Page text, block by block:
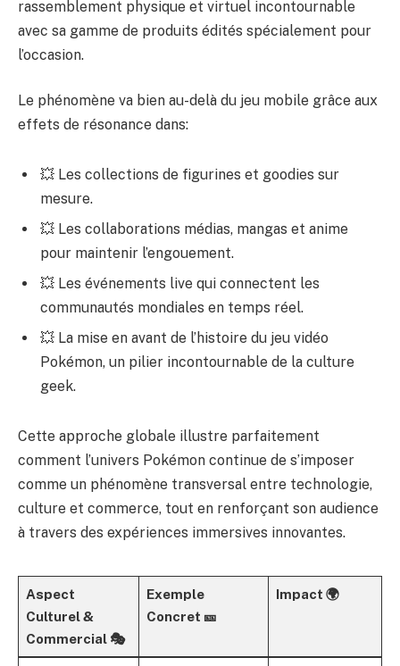
rassemblement physique et virtuel incontournable
avec sa gamme de produits édités spécialement pour
l’occasion.
Le phénomène va bien au-delà du jeu mobile grâce aux
effets de résonance dans:
💥 Les collections de figurines et goodies sur
mesure.
💥 Les collaborations médias, mangas et anime
pour maintenir l’engouement.
💥 Les événements live qui connectent les
communautés mondiales en temps réel.
💥 La mise en avant de l’histoire du jeu vidéo
Pokémon, un pilier incontournable de la culture
geek.
Cette approche globale illustre parfaitement
comment l’univers Pokémon continue de s’imposer
comme un phénomène transversal entre technologie,
culture et commerce, tout en renforçant son audience
à travers des expériences immersives innovantes.
Aspect
Culturel &
Commercial 🎭
Exemple
Concret 🎫
Impact 🌍